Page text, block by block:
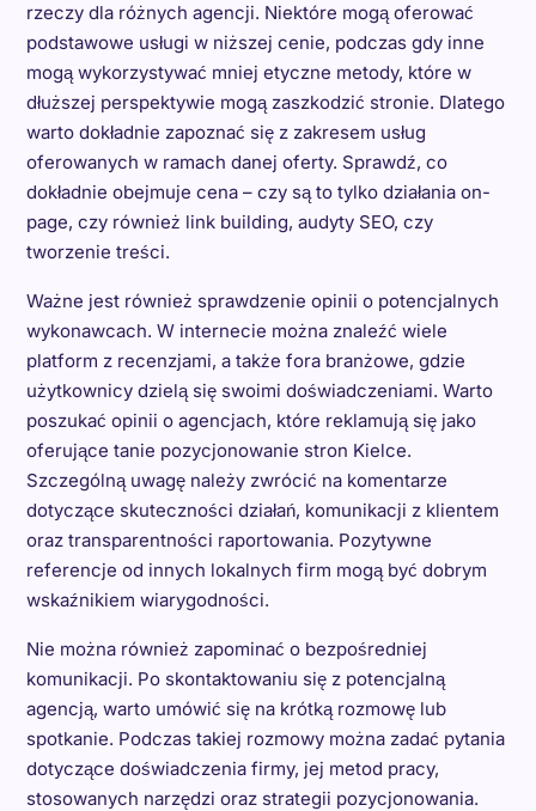
rzeczy dla różnych agencji. Niektóre mogą oferować
podstawowe usługi w niższej cenie, podczas gdy inne
mogą wykorzystywać mniej etyczne metody, które w
dłuższej perspektywie mogą zaszkodzić stronie. Dlatego
warto dokładnie zapoznać się z zakresem usług
oferowanych w ramach danej oferty. Sprawdź, co
dokładnie obejmuje cena – czy są to tylko działania on-
page, czy również link building, audyty SEO, czy
tworzenie treści.
Ważne jest również sprawdzenie opinii o potencjalnych
wykonawcach. W internecie można znaleźć wiele
platform z recenzjami, a także fora branżowe, gdzie
użytkownicy dzielą się swoimi doświadczeniami. Warto
poszukać opinii o agencjach, które reklamują się jako
oferujące tanie pozycjonowanie stron Kielce.
Szczególną uwagę należy zwrócić na komentarze
dotyczące skuteczności działań, komunikacji z klientem
oraz transparentności raportowania. Pozytywne
referencje od innych lokalnych firm mogą być dobrym
wskaźnikiem wiarygodności.
Nie można również zapominać o bezpośredniej
komunikacji. Po skontaktowaniu się z potencjalną
agencją, warto umówić się na krótką rozmowę lub
spotkanie. Podczas takiej rozmowy można zadać pytania
dotyczące doświadczenia firmy, jej metod pracy,
stosowanych narzędzi oraz strategii pozycjonowania.